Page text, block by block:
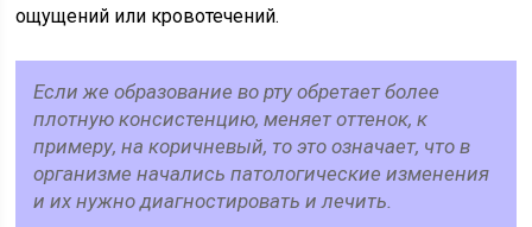
ощущений или кровотечений.
Если же образование во рту обретает более
плотную консистенцию, меняет оттенок, к
примеру, на коричневый, то это означает, что в
организме начались патологические изменения
и их нужно диагностировать и лечить.